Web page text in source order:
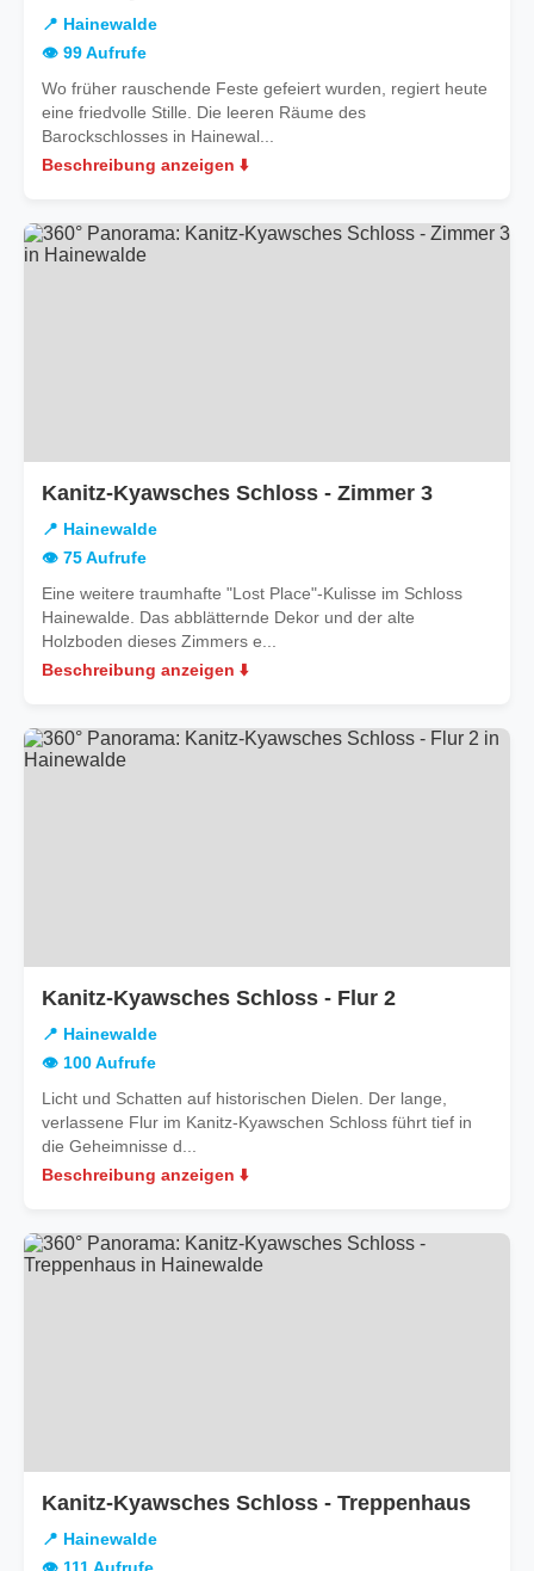
📍 Hainewalde
👁️ 99 Aufrufe
Wo früher rauschende Feste gefeiert wurden, regiert heute
eine friedvolle Stille. Die leeren Räume des
Barockschlosses in Hainewal...
Beschreibung anzeigen ⬇️
Kanitz-Kyawsches Schloss - Zimmer 3in
📍 Hainewalde
👁️ 75 Aufrufe
Eine weitere traumhafte "Lost Place"-Kulisse im Schloss
Hainewalde. Das abblätternde Dekor und der alte
Holzboden dieses Zimmers e...
Beschreibung anzeigen ⬇️
Kanitz-Kyawsches Schloss - Flur 2
📍 Hainewalde
👁️ 100 Aufrufe
Licht und Schatten auf historischen Dielen. Der lange,
verlassene Flur im Kanitz-Kyawschen Schloss führt tief in
die Geheimnisse d...
Beschreibung anzeigen ⬇️
Kanitz-Kyawsches Schloss - Treppenhausin
📍 Hainewalde
👁️ 111 Aufrufe